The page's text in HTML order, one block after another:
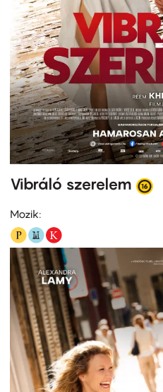
Vibráló szerelem
Mozik: